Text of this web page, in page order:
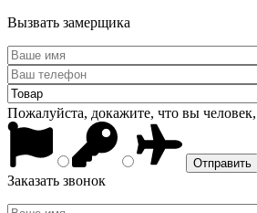
Вызвать замерщика
Пожалуйста, докажите, что вы
Заказать звонок